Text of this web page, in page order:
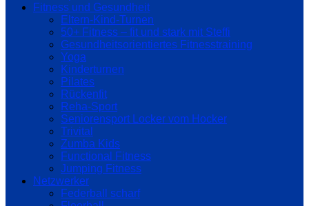
Fitness und Gesundheit
Eltern-Kind-Turnen
50+ Fitness – fit und stark mit Steffi
Gesundheitsorientiertes Fitnesstraining
Yoga
Kinderturnen
Pilates
Rückenfit
Reha-Sport
Seniorensport Locker vom Hocker
Trivital
Zumba Kids
Functional Fitness
Jumping Fitness
Netzwerker
Federball scharf